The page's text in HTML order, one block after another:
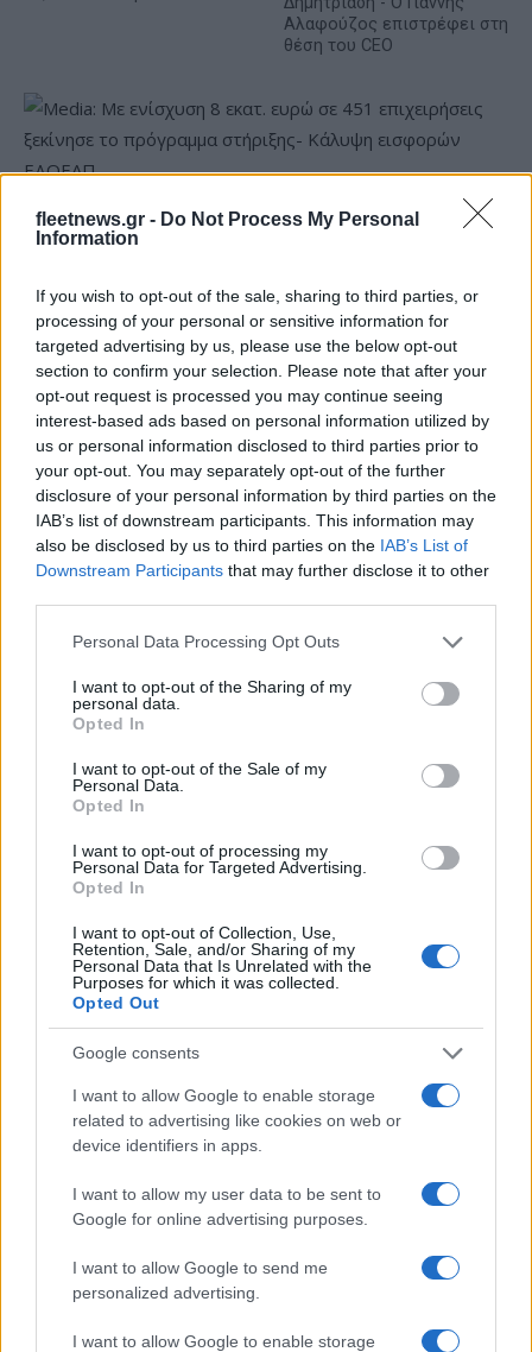
fleetnews.gr - Do Not Process My Personal
Information
If you wish to opt-out of the sale, sharing to third parties, or
processing of your personal or sensitive information for
targeted advertising by us, please use the below opt-out
section to confirm your selection. Please note that after your
opt-out request is processed you may continue seeing
interest-based ads based on personal information utilized by
us or personal information disclosed to third parties prior to
your opt-out. You may separately opt-out of the further
disclosure of your personal information by third parties on the
IAB’s list of downstream participants. This information may
also be disclosed by us to third parties on the IAB’s List of
Downstream Participants that may further disclose it to other
Please note that this website/app uses one or more Google
not limited to your visit or usage behaviour. You may click to
grant or deny consent to Google and its third-party tags to
use your data for below specified purposes in below Google
consent section.
Personal Data Processing Opt Outs
I want to opt-out of the Sharing of my
personal data.
Opted In
I want to opt-out of the Sale of my
Personal Data.
Opted In
I want to opt-out of processing my
Personal Data for Targeted Advertising.
Opted In
I want to opt-out of Collection, Use,
Retention, Sale, and/or Sharing of my
Personal Data that Is Unrelated with the
Purposes for which it was collected.
Opted Out
Google consents
I want to allow Google to enable storage
related to advertising like cookies on web or
device identifiers in apps.
I want to allow my user data to be sent to
Google for online advertising purposes.
I want to allow Google to send me
personalized advertising.
I want to allow Google to enable storage
Αλαφούζος επιστρέφει στη
θέση του CEO
Media: Με ενίσχυση 8 εκατ. ευρώ σε 451 επιχειρήσεις
ξεκίνησε το πρόγραμμα στήριξης- Κάλυψη εισφορών
Η Toyota φέρνει νέα γενιά
μπαταριών για τα υβριδικά
της
Σε κινεζική… πολιορκία η
ευρωπαϊκή
αυτοκινητοβιομηχανία
Νέο Audi A2 e-tron με στόχο την κορυφή της
«Η οικογένεια Μπας
φέρεται να βρίσκεται κοντά
Βιλερμπάν»
Γεωργία για την πρώτη νίκη
στο Ευρωμπάσκετ U16 (live
stream)
Χρηματιστήριο Αθηνών: Εβδομαδιαία άνοδος 1,76%, κέρδη
23,31% από τις αρχές του έτους